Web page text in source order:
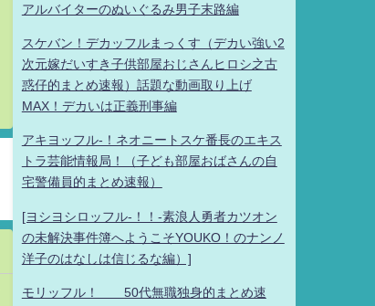
アルバイターのぬいぐるみ男子末路編
スケバン！デカッフルまっくす（デカい強い2
次元嫁だいすき子供部屋おじさんヒロシ之古
惑仔的まとめ速報）話題な動画取り上げ
MAX！デカいは正義刑事編
アキヨッフル-！ネオニートスケ番長のエキス
トラ芸能情報局！（子ども部屋おばさんの自
宅警備員的まとめ速報）
[ヨシヨシロッフル-！！-素浪人勇者カツオン
の未解決事件簿へようこそYOUKO！のナンノ
洋子のはなしは信じるな編）]
モリッフル！ 50代無職独身的まとめ速